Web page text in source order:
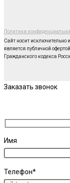
Политика
Сайт носит исключительно
является публичной
Гражданского кодекса
Заказать звонок
Имя
Телефон*